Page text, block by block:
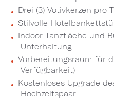
Drei (3) Votivkerzen pro
Stilvolle
Indoor-Tanzfläche und
Unterhaltung
Vorbereitungsraum für
Verfügbarkeit)
Kostenloses Upgrade
Hochzeitspaar